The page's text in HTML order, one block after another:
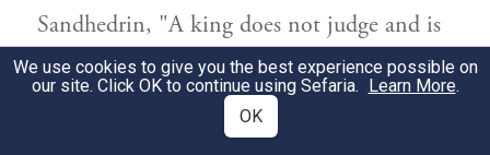
Sandhedrin, "A king does not judge and is
not judged, etc." And the twenty four
presents of the priesthood are the ten in the
Temple, four in Jerusalem and ten in the
We use cookies to give you the best experience possible on
our site. Click OK to continue using Sefaria. Learn More.
OK